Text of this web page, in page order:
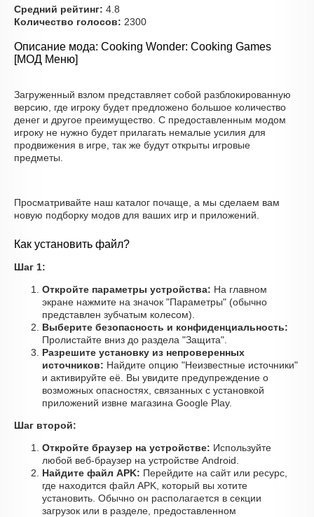
Средний рейтинг: 4.8
Количество голосов: 2300
Описание мода: Cooking Wonder: Cooking Games
[МОД Меню]
Загруженный взлом представляет собой разблокированную
версию, где игроку будет предложено большое количество
денег и другое преимущество. С предоставленным модом
игроку не нужно будет прилагать немалые усилия для
продвижения в игре, так же будут открыты игровые
предметы.
Просматривайте наш каталог почаще, а мы сделаем вам
новую подборку модов для ваших игр и приложений.
Как установить файл?
Шаг 1:
Откройте параметры устройства: На главном
экране нажмите на значок "Параметры" (обычно
представлен зубчатым колесом).
Выберите безопасность и конфиденциальность:
Пролистайте вниз до раздела "Защита".
Разрешите установку из непроверенных
источников: Найдите опцию "Неизвестные источники"
и активируйте её. Вы увидите предупреждение о
возможных опасностях, связанных с установкой
приложений извне магазина Google Play.
Шаг второй:
Откройте браузер на устройстве: Используйте
любой веб-браузер на устройстве Android.
Найдите файл APK: Перейдите на сайт или ресурс,
где находится файл APK, который вы хотите
установить. Обычно он располагается в секции
загрузок или в разделе, предоставленном